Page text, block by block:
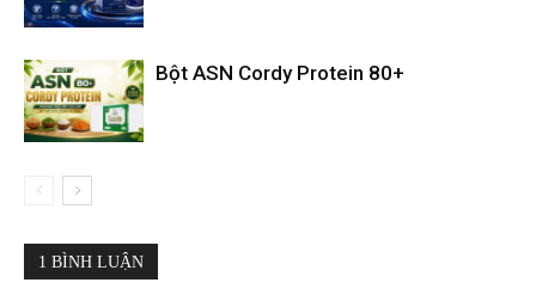
Bột ASN Cordy Protein 80+
1 BÌNH LUẬN